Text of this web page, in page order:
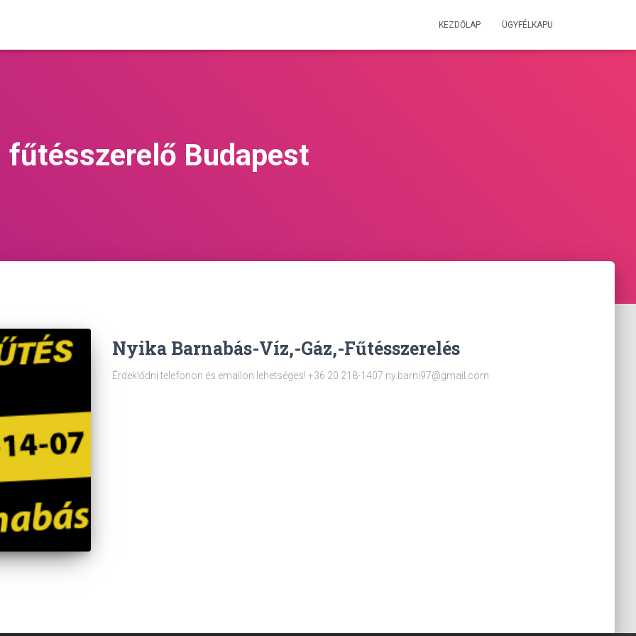
KEZDŐLAP ÜGYFÉLKAPU
fűtésszerelő Budapest
Nyika Barnabás-Víz,-Gáz,-Fűtésszerelés
Érdeklődni telefonon és emailon lehetséges! +36 20 218-1407 ny.barni97@gmail.com